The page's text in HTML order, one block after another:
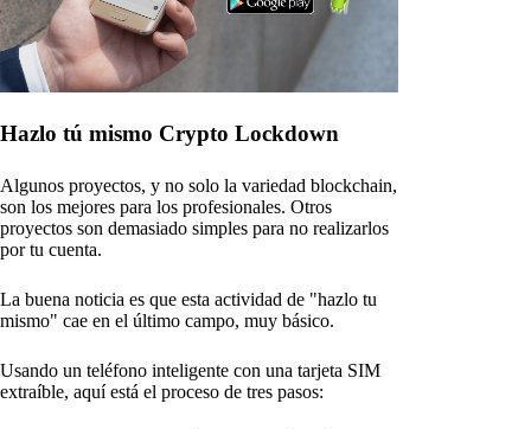
Hazlo tú mismo Crypto Lockdown
Algunos proyectos, y no solo la variedad blockchain,
son los mejores para los profesionales. Otros
proyectos son demasiado simples para no realizarlos
por tu cuenta.
La buena noticia es que esta actividad de "hazlo tu
mismo" cae en el último campo, muy básico.
Usando un teléfono inteligente con una tarjeta SIM
extraíble, aquí está el proceso de tres pasos: